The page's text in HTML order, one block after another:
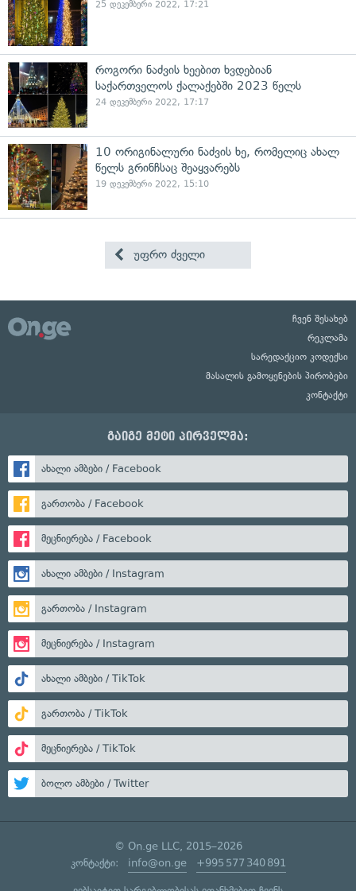
25 დეკემბერი 2022, 17:21
როგორი ნაძვის ხეებით ხვდებიან
საქართველოს ქალაქებში 2023 წელს
24 დეკემბერი 2022, 17:17
10 ორიგინალური ნაძვის ხე, რომელიც ახალ
წელს გრინჩსაც შეაყვარებს
19 დეკემბერი 2022, 15:10
უფრო ძველი
ჩვენ შესახებ
რეკლამა
სარედაქციო კოდექსი
მასალის გამოყენების პირობები
კონტაქტი
გაიგე მეტი პირველმა:
ახალი ამბები / Facebook
გართობა / Facebook
მეცნიერება / Facebook
ახალი ამბები / Instagram
გართობა / Instagram
მეცნიერება / Instagram
ახალი ამბები / TikTok
გართობა / TikTok
მეცნიერება / TikTok
ბოლო ამბები / Twitter
© On.ge LLC, 2015–2026
კონტაქტი: info@on.ge +995 577 340 891